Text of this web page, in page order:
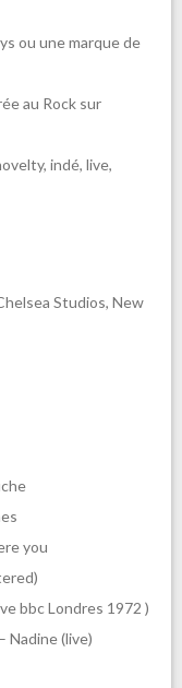
ou une marque de
au Rock sur
indé, live,
Studios, New
you
bbc Londres 1972 )
Nadine (live)